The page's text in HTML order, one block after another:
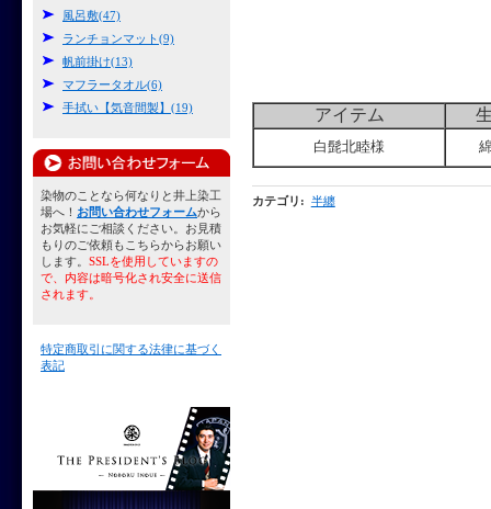
アイテム
白髭北睦様
カテゴリ : 半纏
風呂敷(47)
ランチョンマット(9)
帆前掛け(13)
マフラータオル(6)
手拭い【気音間製】(19)
染物のことなら何なりと井上染工
場へ！ お問い合わせフォームから
お気軽にご相談ください。お見積
もりのご依頼もこちらからお願い
します。 SSLを使用していますの
で、内容は暗号化され安全に送信
されます。
特定商取引に関する法律に基づく
表記